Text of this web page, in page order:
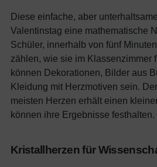
Diese einfache, aber
Valentinstag eine mathematische
Schüler, innerhalb von fünf
zählen, wie sie im Klassenzimmer
können Dekorationen, Bilder aus
Kleidung mit Herzmotiven sein.
meisten Herzen erhält einen
können ihre Ergebnisse festhalten.
Kristallherzen für